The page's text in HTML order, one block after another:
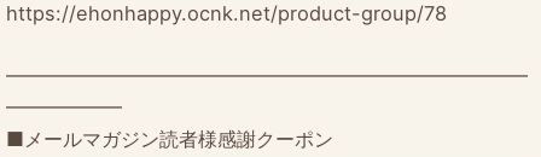
https://ehonhappy.ocnk.net/product-group/78
━━━━━━━━━━━━━━━━━━━━━━━━━━━
━━━━━━
■メールマガジン読者様感謝クーポン